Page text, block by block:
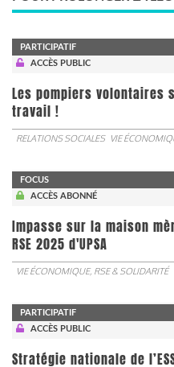
PARTICIPATIF
ACCÈS PUBLIC
Les pompiers volontaires
travail !
RELATIONS SOCIALES VIE
FOCUS
ACCÈS ABONNÉ
Impasse sur la maison
RSE 2025 d'UPSA
VIE ÉCONOMIQUE, RSE & SOLIDARITÉ
PARTICIPATIF
ACCÈS PUBLIC
Stratégie nationale de